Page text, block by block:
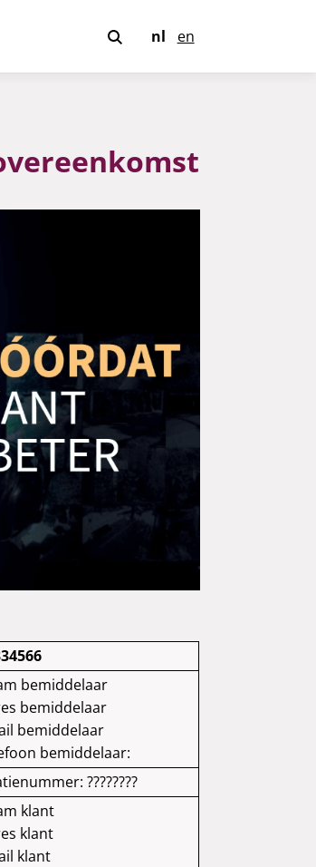
nl en
bemiddelaar
bemiddelaar
bemiddelaar
bemiddelaar:
????????
klant
klant
klant